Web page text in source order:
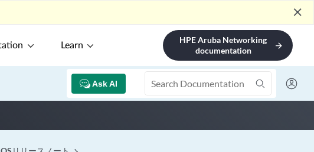
close
Learn
HPE Aruba Networking
documentation
arrow_forward
Ask AI